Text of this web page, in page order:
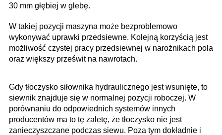
30 mm głębiej w glebę.
W takiej pozycji maszyna może bezproblemowo
wykonywać uprawki przedsiewne. Kolejną korzyścią jest
możliwość czystej pracy przedsiewnej w narożnikach pola
oraz większy prześwit na nawrotach.
Gdy tłoczysko siłownika hydraulicznego jest wsunięte, to
siewnik znajduje się w normalnej pozycji roboczej. W
porównaniu do odpowiednich systemów innych
producentów ma to tę zaletę, że tłoczysko nie jest
zanieczyszczane podczas siewu. Poza tym dokładnie i